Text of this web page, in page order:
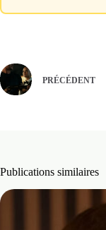
PRÉCÉDENT
Publications similaires